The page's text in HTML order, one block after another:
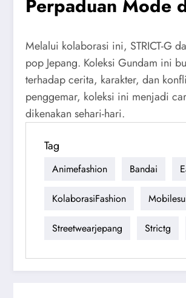
Perpaduan Mode
Melalui kolaborasi ini, STRICT-G
pop Jepang. Koleksi Gundam ini
terhadap cerita, karakter, dan
penggemar, koleksi ini menjadi
dikenakan sehari-hari.
Tag
Animefashion Bandai
KolaborasiFashion
Streetwearjepang Strictg